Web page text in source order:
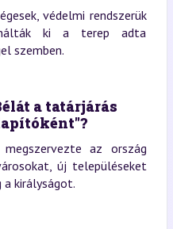
védelmi rendszerük
ki a terep adta
szemben.
a tatárjárás
az ország
új településeket
királyságot.